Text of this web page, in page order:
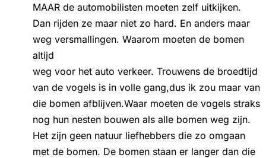
MAAR de automobilisten moeten zelf uitkijken.
Dan rijden ze maar niet zo hard. En anders maar
weg versmallingen. Waarom moeten de bomen
altijd
weg voor het auto verkeer. Trouwens de broedtijd
van de vogels is in volle gang,dus ik zou maar van
die bomen afblijven.Waar moeten de vogels straks
nog hun nesten bouwen als alle bomen weg zijn.
Het zijn geen natuur liefhebbers die zo omgaan
met de bomen. De bomen staan er langer dan die